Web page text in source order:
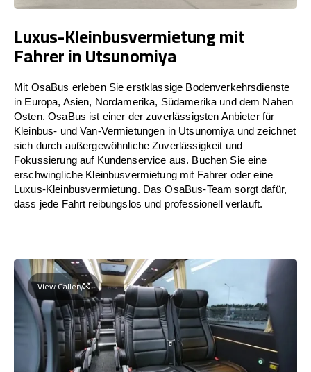
Luxus-Kleinbusvermietung mit
Fahrer in Utsunomiya
Mit OsaBus erleben Sie erstklassige Bodenverkehrsdienste
in Europa, Asien, Nordamerika, Südamerika und dem Nahen
Osten. OsaBus ist einer der zuverlässigsten Anbieter für
Kleinbus- und Van-Vermietungen in Utsunomiya und zeichnet
sich durch außergewöhnliche Zuverlässigkeit und
Fokussierung auf Kundenservice aus. Buchen Sie eine
erschwingliche Kleinbusvermietung mit Fahrer oder eine
Luxus-Kleinbusvermietung. Das OsaBus-Team sorgt dafür,
dass jede Fahrt reibungslos und professionell verläuft.
View Gallery